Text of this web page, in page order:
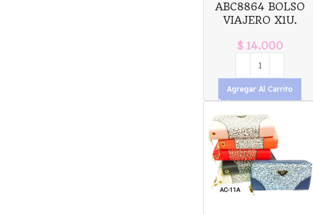
ABC8864 BOLSO
VIAJERO X1U.
$14.000
Agregar Al Carrito